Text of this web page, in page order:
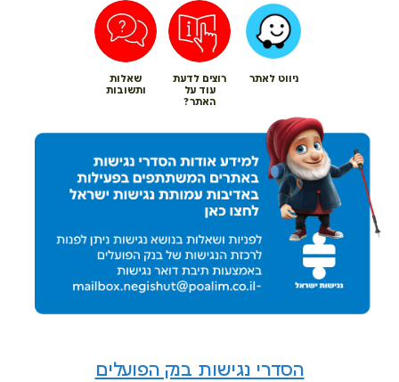
ניווט לאתר
רוצים לדעת
עוד על
האתר?
שאלות
ותשובות
הסדרי נגישות בנק הפועלים